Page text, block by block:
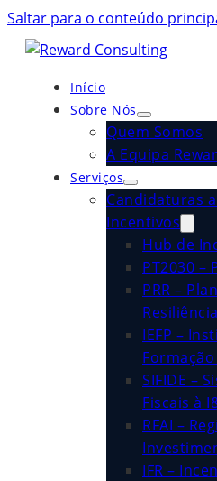
Saltar para o conteúdo
Início
Sobre Nós
Quem Somos
A Equipa
Serviços
Candidaturas
Incentivos
Hub de
PT2030 –
PRR –
Resiliência
IEFP –
SIFIDE –
Fiscais à
RFAI –
IFR –